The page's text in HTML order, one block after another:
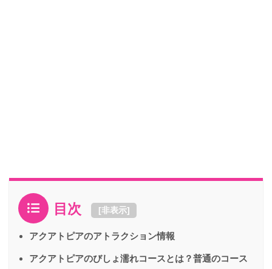
目次 [非表示]
アクアトピアのアトラクション情報
アクアトピアのびしょ濡れコースとは？普通のコース